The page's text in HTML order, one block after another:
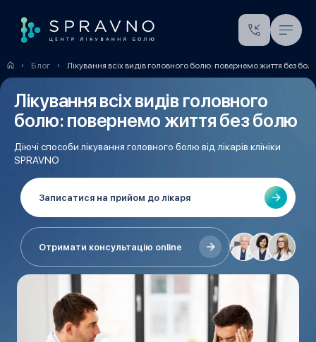
Блог Лікування всіх видів головного болю: повернемо життя без
Лікування всіх видів головного
болю: повернемо життя без болю
Діючі способи лікування головного болю від лікарів клініки
SPRAVNO
Записатися на прийом до лікаря
Отримати консультацію online